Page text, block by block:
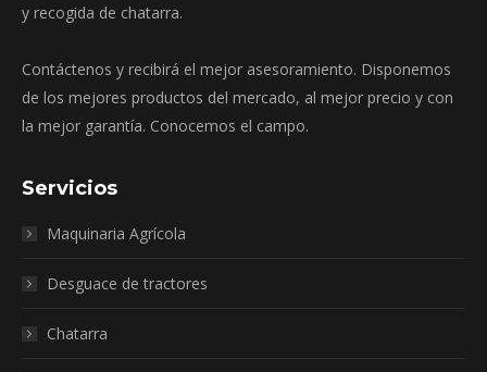
y recogida de chatarra.
Contáctenos y recibirá el mejor asesoramiento. Disponemos
de los mejores productos del mercado, al mejor precio y con
la mejor garantía. Conocemos el campo.
Servicios
Maquinaria Agrícola
Desguace de tractores
Chatarra